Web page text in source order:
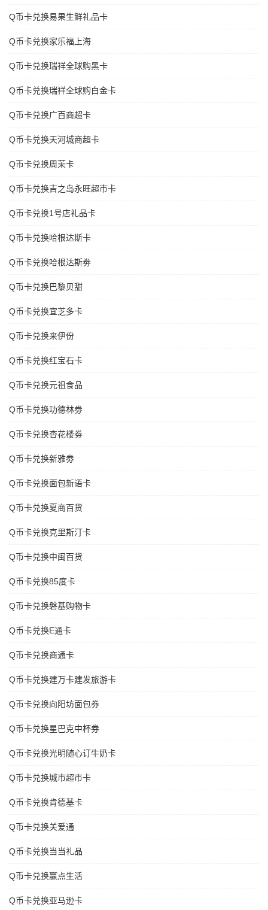
Q币卡兑换易果生鲜礼品卡
Q币卡兑换家乐福上海
Q币卡兑换瑞祥全球购黑卡
Q币卡兑换瑞祥全球购白金卡
Q币卡兑换广百商超卡
Q币卡兑换天河城商超卡
Q币卡兑换周茉卡
Q币卡兑换吉之岛永旺超市卡
Q币卡兑换1号店礼品卡
Q币卡兑换哈根达斯卡
Q币卡兑换哈根达斯劵
Q币卡兑换巴黎贝甜
Q币卡兑换宜芝多卡
Q币卡兑换来伊份
Q币卡兑换红宝石卡
Q币卡兑换元祖食品
Q币卡兑换功德林劵
Q币卡兑换杏花楼劵
Q币卡兑换新雅劵
Q币卡兑换面包新语卡
Q币卡兑换夏商百货
Q币卡兑换克里斯汀卡
Q币卡兑换中闽百货
Q币卡兑换85度卡
Q币卡兑换磐基购物卡
Q币卡兑换E通卡
Q币卡兑换商通卡
Q币卡兑换建万卡建发旅游卡
Q币卡兑换向阳坊面包券
Q币卡兑换星巴克中杯券
Q币卡兑换光明随心订牛奶卡
Q币卡兑换城市超市卡
Q币卡兑换肯德基卡
Q币卡兑换关爱通
Q币卡兑换当当礼品
Q币卡兑换赢点生活
Q币卡兑换亚马逊卡